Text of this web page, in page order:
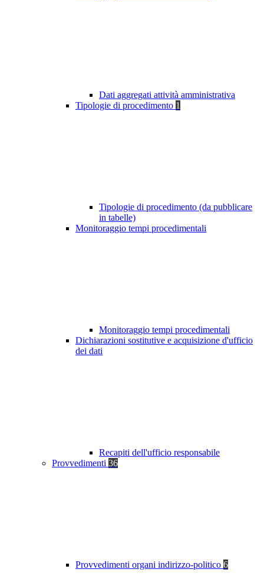
Dati aggregati attività amministrativa
Tipologie di procedimento 1
Tipologie di procedimento (da pubblicare
in tabelle)
Monitoraggio tempi procedimentali
Monitoraggio tempi procedimentali
Dichiarazioni sostitutive e acquisizione d'ufficio
dei dati
Recapiti dell'ufficio responsabile
Provvedimenti 36
Provvedimenti organi indirizzo-politico 6